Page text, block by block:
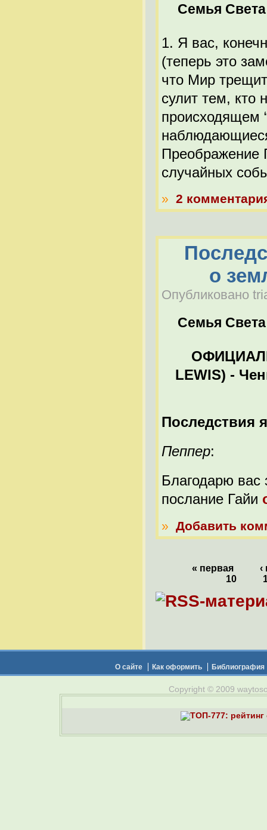
Семья Света
1. Я вас,
(теперь это
что Мир
сулит тем, кто
происходящем
Преображение
случайных
» 2
о
Опубликовано
Семья Света
LEWIS) -
Последствия
Пеппер:
Благодарю вас
послание Гайи
» Добавить
« первая
10
О сайте Как оформить Библиография
Copyright © 2009